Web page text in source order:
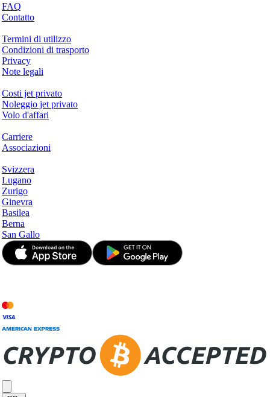
FAQ
Contatto
Termini di utilizzo
Condizioni di trasporto
Privacy
Note legali
Costi jet privato
Noleggio jet privato
Volo d'affari
Carriere
Associazioni
Svizzera
Lugano
Zurigo
Ginevra
Basilea
Berna
San Gallo